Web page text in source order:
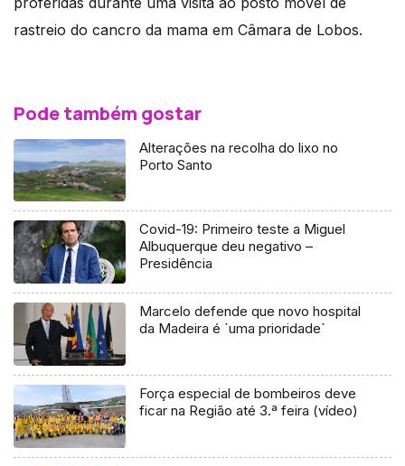
rastreio do cancro da mama em Câmara de Lobos.
Pode também gostar
Alterações na recolha do lixo no
Porto Santo
Covid-19: Primeiro teste a Miguel
Albuquerque deu negativo –
Presidência
Marcelo defende que novo hospital
da Madeira é `uma prioridade`
Força especial de bombeiros deve
ficar na Região até 3.ª feira (vídeo)